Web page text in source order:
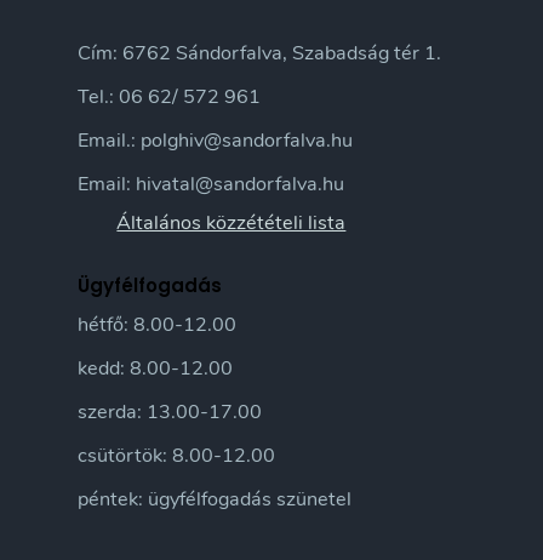
Cím: 6762 Sándorfalva, Szabadság tér 1.
Tel.: 06 62/ 572 961
Email.: polghiv@sandorfalva.hu
Email: hivatal@sandorfalva.hu
Általános közzétételi lista
Ügyfélfogadás
hétfő: 8.00-12.00
kedd: 8.00-12.00
szerda: 13.00-17.00
csütörtök: 8.00-12.00
péntek: ügyfélfogadás szünetel